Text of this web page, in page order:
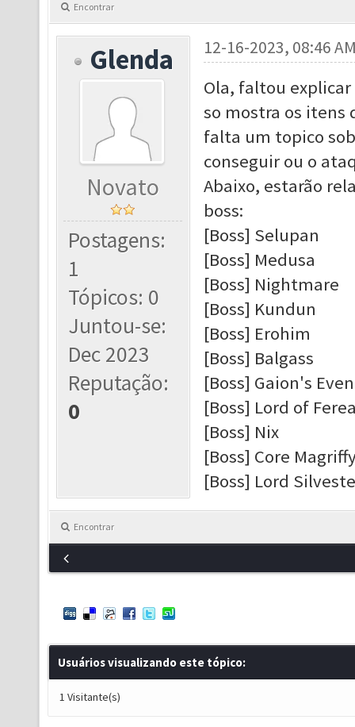
Encontrar
Glenda
Novato
Postagens:
1
Tópicos: 0
Juntou-se:
Dec 2023
Reputação:
0
12-16-2023, 08:46
Ola, faltou
so mostra os itens
falta um topico
conseguir ou o
Abaixo, estarão
boss:
[Boss] Selupan
[Boss] Medusa
[Boss] Nightmare
[Boss] Kundun
[Boss] Erohim
[Boss] Balgass
[Boss] Gaion's
[Boss] Lord of
[Boss] Nix
[Boss] Core
[Boss] Lord
Encontrar
Usuários visualizando este tópico:
1 Visitante(s)